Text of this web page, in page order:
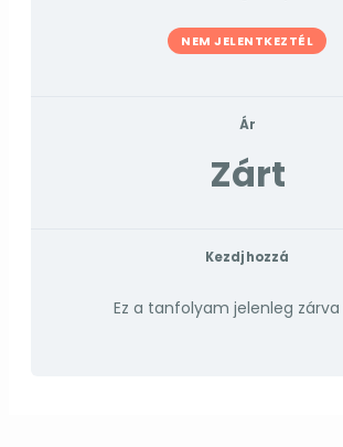
NEM JELENTKEZTÉL
Ár
Zárt
Kezdj hozzá
Ez a tanfolyam jelenleg